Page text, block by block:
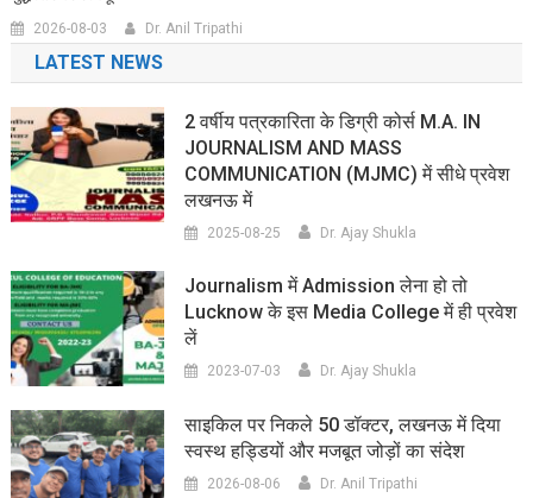
2026-08-03 Dr. Anil Tripathi
LATEST NEWS
2 वर्षीय पत्रकारिता के डिग्री कोर्स M.A. IN
JOURNALISM AND MASS
COMMUNICATION (MJMC) में सीधे प्रवेश
लखनऊ में
2025-08-25 Dr. Ajay Shukla
Journalism में Admission लेना हो तो
Lucknow के इस Media College में ही प्रवेश
लें
2023-07-03 Dr. Ajay Shukla
साइकिल पर निकले 50 डॉक्टर, लखनऊ में दिया
स्वस्थ हड्डियों और मजबूत जोड़ों का संदेश
2026-08-06 Dr. Anil Tripathi